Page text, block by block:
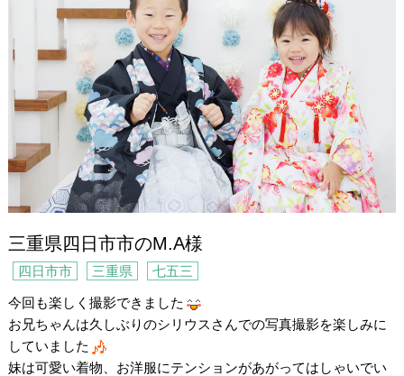
三重県四日市市のM.A様
四日市市 三重県 七五三
今回も楽しく撮影できました
お兄ちゃんは久しぶりのシリウスさんでの写真撮影を楽しみに
していました
妹は可愛い着物、お洋服にテンションがあがってはしゃいでい